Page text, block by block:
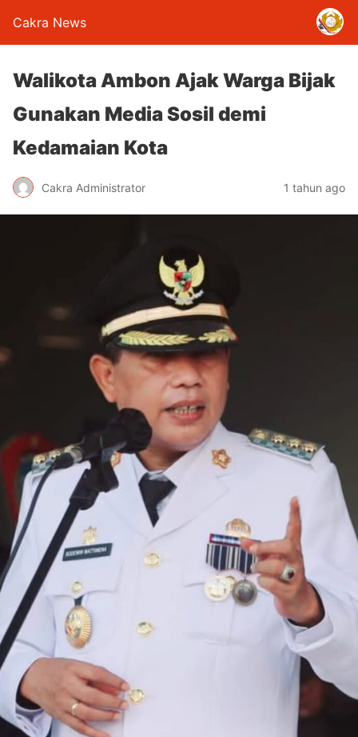
Cakra News
Walikota Ambon Ajak Warga Bijak
Gunakan Media Sosil demi
Kedamaian Kota
Cakra Administrator 1 tahun ago